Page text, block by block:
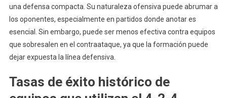
una defensa compacta. Su naturaleza ofensiva puede abrumar a
los oponentes, especialmente en partidos donde anotar es
esencial. Sin embargo, puede ser menos efectiva contra equipos
que sobresalen en el contraataque, ya que la formación puede
dejar expuesta la línea defensiva.
Tasas de éxito histórico de